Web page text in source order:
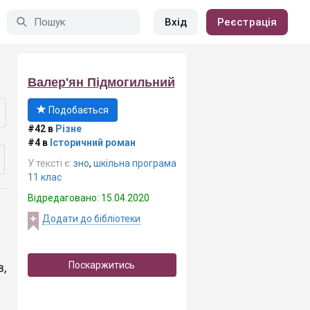
Вхід Реєстрація
Валер'ян Підмогильний
Подобається
#42 в Різне
#4 в Історичний роман
У тексті є: зно, шкільна програма
11 клас
Відредаговано: 15.04.2020
Додати до бібліотеки
Поскаржитись